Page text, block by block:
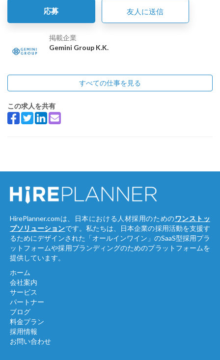
応募 友人に送信
掲載企業
Gemini Group K.K.
すべての仕事を見る
この求人を共有
HirePlanner.comは、日本における人材採用のためのワンストッ
プソリューションです。私たちは、日本企業の採用活動を支援す
るためにデザインされた「オールインワイン」のSaaS型採用プラ
ットフォームや採用ブランディングのためのプラットフォームを
提供しています。
ホーム
会社案内
サービス
パートナー
ブログ
料金プラン
採用情報
お問い合わせ